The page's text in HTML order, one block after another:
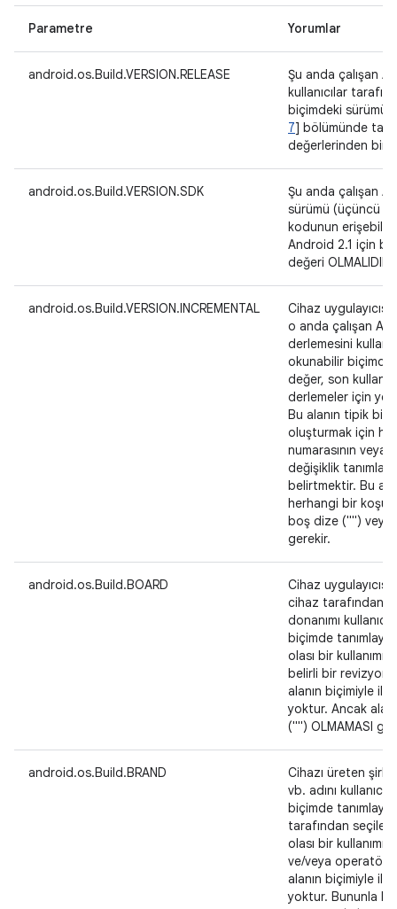
Parametre Yorumlar
android.os.Build.VERSION.RELEASE
Şu anda çalışan
kullanıcılar
biçimdeki sürümü.
7] bölümünde
değerlerinden biri
android.os.Build.VERSION.SDK
Şu anda çalışan
sürümü (üçüncü
kodunun
Android 2.1 için
değeri OLMALIDIR.
android.os.Build.VERSION.INCREMENTAL
Cihaz
o anda çalışan
derlemesini
okunabilir
değer, son
derlemeler için
Bu alanın tipik bir
oluşturmak için
numarasının veya
değişiklik
belirtmektir. Bu
herhangi bir koşul
boş dize ("") veya
gerekir.
android.os.Build.BOARD
Cihaz
cihaz tarafından
donanımı
biçimde
olası bir
belirli bir
alanın biçimiyle
yoktur. Ancak
("") OLMAMASI
android.os.Build.BRAND
Cihazı üreten
vb. adını
biçimde
tarafından seçilen
olası bir
ve/veya
alanın biçimiyle
yoktur. Bununla